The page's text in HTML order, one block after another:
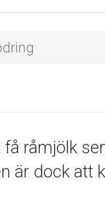
få råmjölk
är dock att